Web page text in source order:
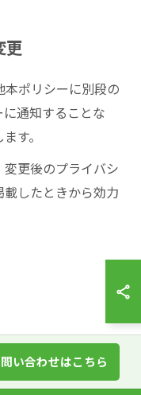
更
ポリシーに別段の
通知することな
す。
更後のプライバシ
したときから効力
い合わせはこちら